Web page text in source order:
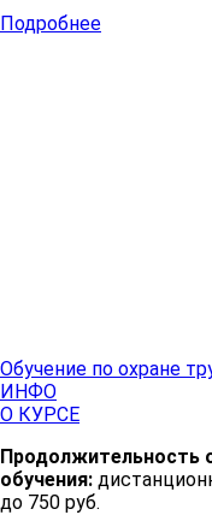
Подробнее
Обучение по охране
ИНФО
О КУРСЕ
Продолжительность
обучения:
до 750 руб.